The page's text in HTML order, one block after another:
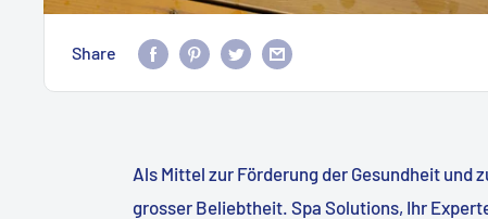
Share
Als Mittel zur Förderung der Gesundheit und
grosser Beliebtheit. Spa Solutions, Ihr